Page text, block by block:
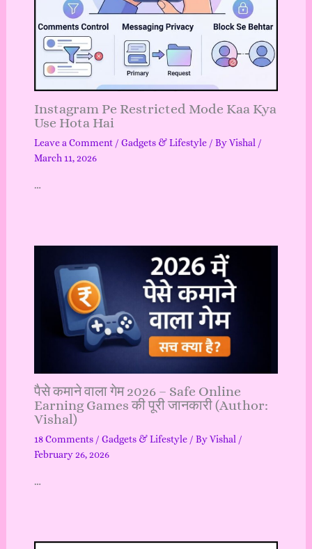
Instagram Pe Restricted Mode Kaa Kya
Use Hota Hai
Leave a Comment / Gadgets & Lifestyle/ ByVishal /
March 11, 2026
…
पैसे कमाने वाला गेम 2026 – Safe Online
Earning Games की पूरी जानकारी (Author:
Vishal)
18 Comments / Gadgets & Lifestyle/ ByVishal /
February 26, 2026
…